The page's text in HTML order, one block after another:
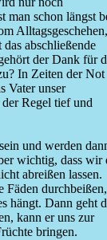
man schon längst
Alltagsgeschehen,
abschließende
der Dank für
In Zeiten der Not
Vater unser
Regel tief und
und werden
wichtig, dass wir
abreißen lassen.
Fäden durchbeißen,
hängt. Dann geht
kann er uns zur
bringen.